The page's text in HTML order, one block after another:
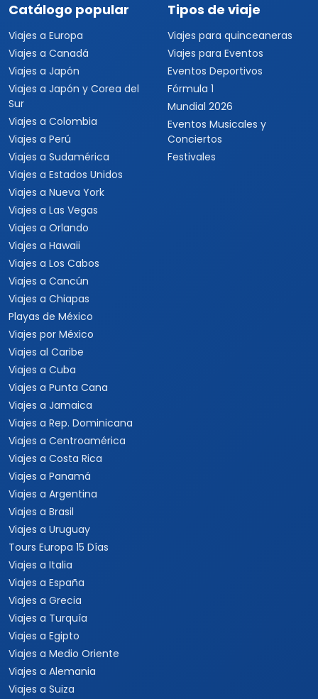
Catálogo popular
Viajes a Europa
Viajes a Canadá
Viajes a Japón
Viajes a Japón y Corea del
Sur
Viajes a Colombia
Viajes a Perú
Viajes a Sudamérica
Viajes a Estados Unidos
Viajes a Nueva York
Viajes a Las Vegas
Viajes a Orlando
Viajes a Hawaii
Viajes a Los Cabos
Viajes a Cancún
Viajes a Chiapas
Playas de México
Viajes por México
Viajes al Caribe
Viajes a Cuba
Viajes a Punta Cana
Viajes a Jamaica
Viajes a Rep. Dominicana
Viajes a Centroamérica
Viajes a Costa Rica
Viajes a Panamá
Viajes a Argentina
Viajes a Brasil
Viajes a Uruguay
Tours Europa 15 Días
Viajes a Italia
Viajes a España
Viajes a Grecia
Viajes a Turquía
Viajes a Egipto
Viajes a Medio Oriente
Viajes a Alemania
Viajes a Suiza
Tipos de viaje
Viajes para quinceaneras
Viajes para Eventos
Eventos Deportivos
Fórmula 1
Mundial 2026
Eventos Musicales y
Conciertos
Festivales